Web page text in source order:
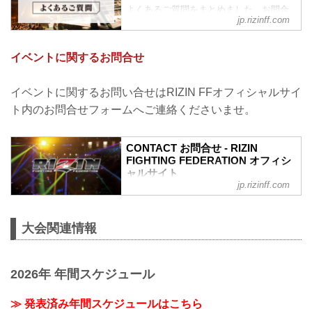
タイムスケジュール...
よくあるご質問をまとめました。お問合
わせの前に、一度ご確認下さい。
Q.1 より良い席で観戦したいのですが、
どの先行でチケットを買うと一番良い席
A. より良い席のご案内は、以下の順番と
なります。
①ファンクラブ先行（超強者）
CLUB先行
③先行販売（オフィシャルサイト先行・
プレイガイド先行・番組・チラシ等 順不
④各プレイガイドの一般発売
jp.rizinff.com
イベントに関するお問合せ
イベントに関するお問い合せはRIZIN FFオフィシャルサイ
ト内のお問合せフォームへご連絡くださいませ。
CONTACT お問合せ - RIZIN
FIGHTING FEDERATION オフィシ
ャルサイト
jp.rizinff.com
大会関連情報
2026年 年間スケジュール
≫ 発表済み年間スケジュールはこちら